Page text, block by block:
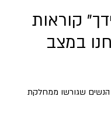
קוראות
במצב